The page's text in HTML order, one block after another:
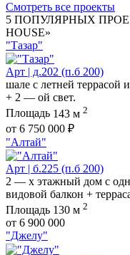
Смотреть все проекты
5 ПОПУЛЯРНЫХ
HOUSE»
"Тазар"
Арт | д.202 (п.б 200)
шале с летней террасой
+ 2 — ой свет.
Площадь 143 м 2
от 6 750 000 ₽
"Алтай"
Арт | б.225 (п.б 200)
2 — х этажный дом с
видовой балкон +
Площадь 130 м 2
от 6 900 000
"Джелу"